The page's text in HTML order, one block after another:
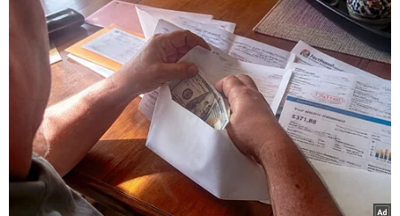
Doanh nghiệp Trung Quốc đánh giá cao triển
vọng hợp tác cơ giới hóa nông nghiệp với Việt
Nam
Tháo gỡ điểm nghẽn, mở rộng cửa cho trái cây
Việt vào thị trường Trung Quốc
Thúc đẩy kết nối nhà mua hàng Trung Quốc với
doanh nghiệp Việt Nam qua VIS 2026